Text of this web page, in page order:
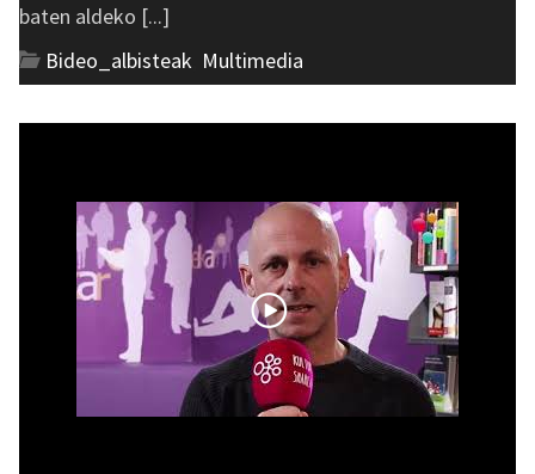
baten aldeko [...]
Bideo_albisteak Multimedia